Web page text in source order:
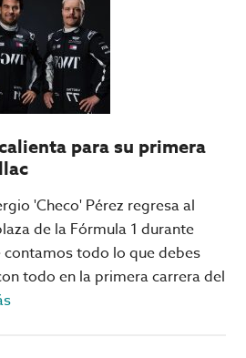
para su primera
'Checo' Pérez regresa al
de la Fórmula 1 durante
todo lo que debes
todo en la primera carrera del
acerca